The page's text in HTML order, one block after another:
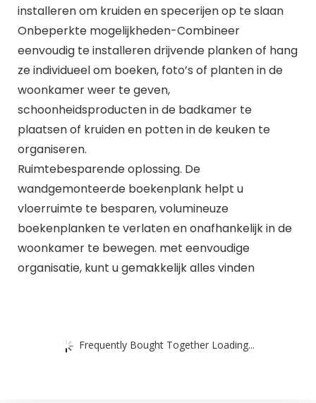
installeren om kruiden en specerijen op te slaan
Onbeperkte mogelijkheden-Combineer
eenvoudig te installeren drijvende planken of hang
ze individueel om boeken, foto’s of planten in de
woonkamer weer te geven,
schoonheidsproducten in de badkamer te
plaatsen of kruiden en potten in de keuken te
organiseren.
Ruimtebesparende oplossing. De
wandgemonteerde boekenplank helpt u
vloerruimte te besparen, volumineuze
boekenplanken te verlaten en onafhankelijk in de
woonkamer te bewegen. met eenvoudige
organisatie, kunt u gemakkelijk alles vinden
Frequently Bought Together Loading...